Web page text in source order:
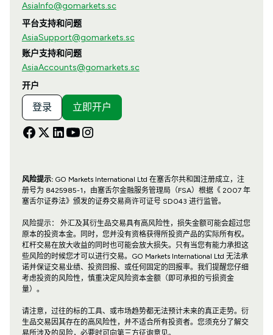
AsiaInfo@gomarkets.sc
平台支持和问题
AsiaSupport@gomarkets.sc
账户支持和问题
AsiaAccounts@gomarkets.sc
开户
登录 立即开户
风险提示:GO Markets International Ltd 在塞舌尔共和国注册成立，注
册号为 8425985-1，由塞舌尔金融服务管理局（FSA）根据《 2007 年
塞舌尔证券法》颁发的证券交易商许可证号 SD043 进行监管。
风险提示： 外汇及其衍生品交易具有高风险性，损失金额可能会超过您
原本的投资本金。同时，您并没有资格获得所投资产品的实际所有权。
杠杆交易在放大收益的同时也可能会放大损失。只有当您有能力承担这
些风险的时候您才可以进行交易。GO Markets International Ltd 无法承
诺并保证交易业绩、投资回报、或任何固定的回报率。我们提醒您仔细
考虑投资的风险性，慎重决定风险资本金额（即可承担的亏损资金
量）。
请注意，过往的标的工具、或市场趋势都无法预计未来的真正走势。衍
生品交易因其存在的高风险性，并不适合所有投资者。您须充分了解交